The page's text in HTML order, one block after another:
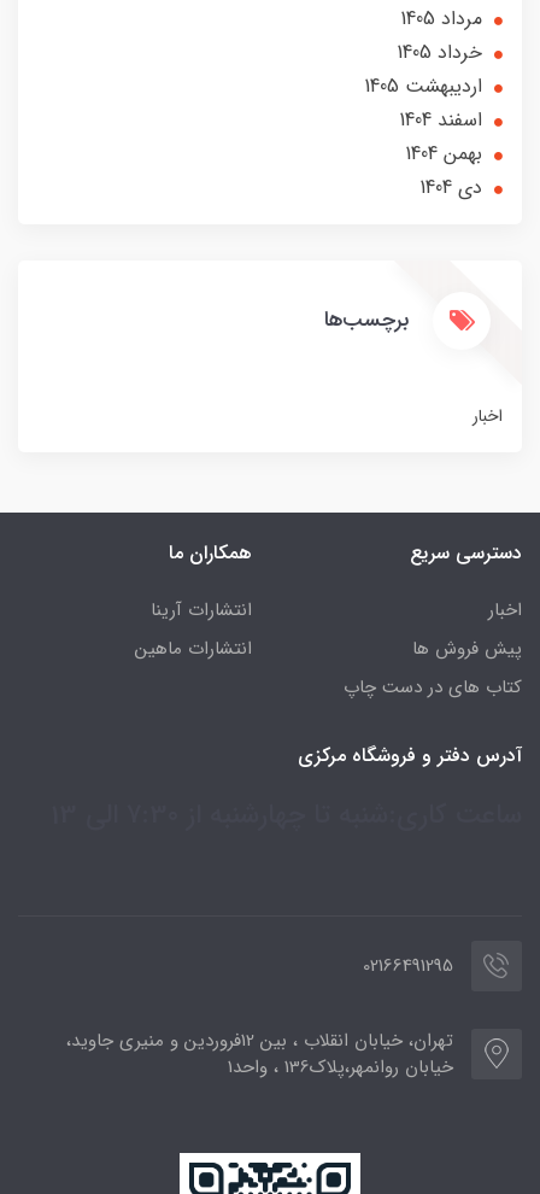
مرداد 1405
خرداد 1405
ارديبهشت 1405
اسفند 1404
بهمن 1404
دی 1404
برچسب‌ها
اخبار
دسترسی سریع
اخبار
پیش فروش ها
کتاب های در دست چاپ
همکاران ما
انتشارات آرینا
انتشارات ماهین
آدرس دفتر و فروشگاه مرکزی
02166491295
تهران، خیابان انقلاب ، بین 12فروردین و منیری جاوید،
خیابان روانمهر،پلاک136 ، واحد1